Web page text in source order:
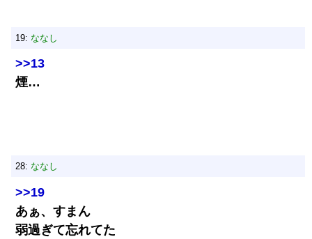
19: ななし
>>13
煙…
28: ななし
>>19
あぁ、すまん
弱過ぎて忘れてた